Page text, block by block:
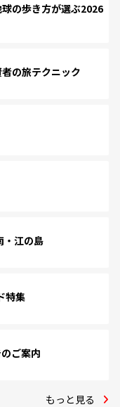
の歩き方が選ぶ2026
の旅テクニック
・江の島
特集
ご案内
もっと見る